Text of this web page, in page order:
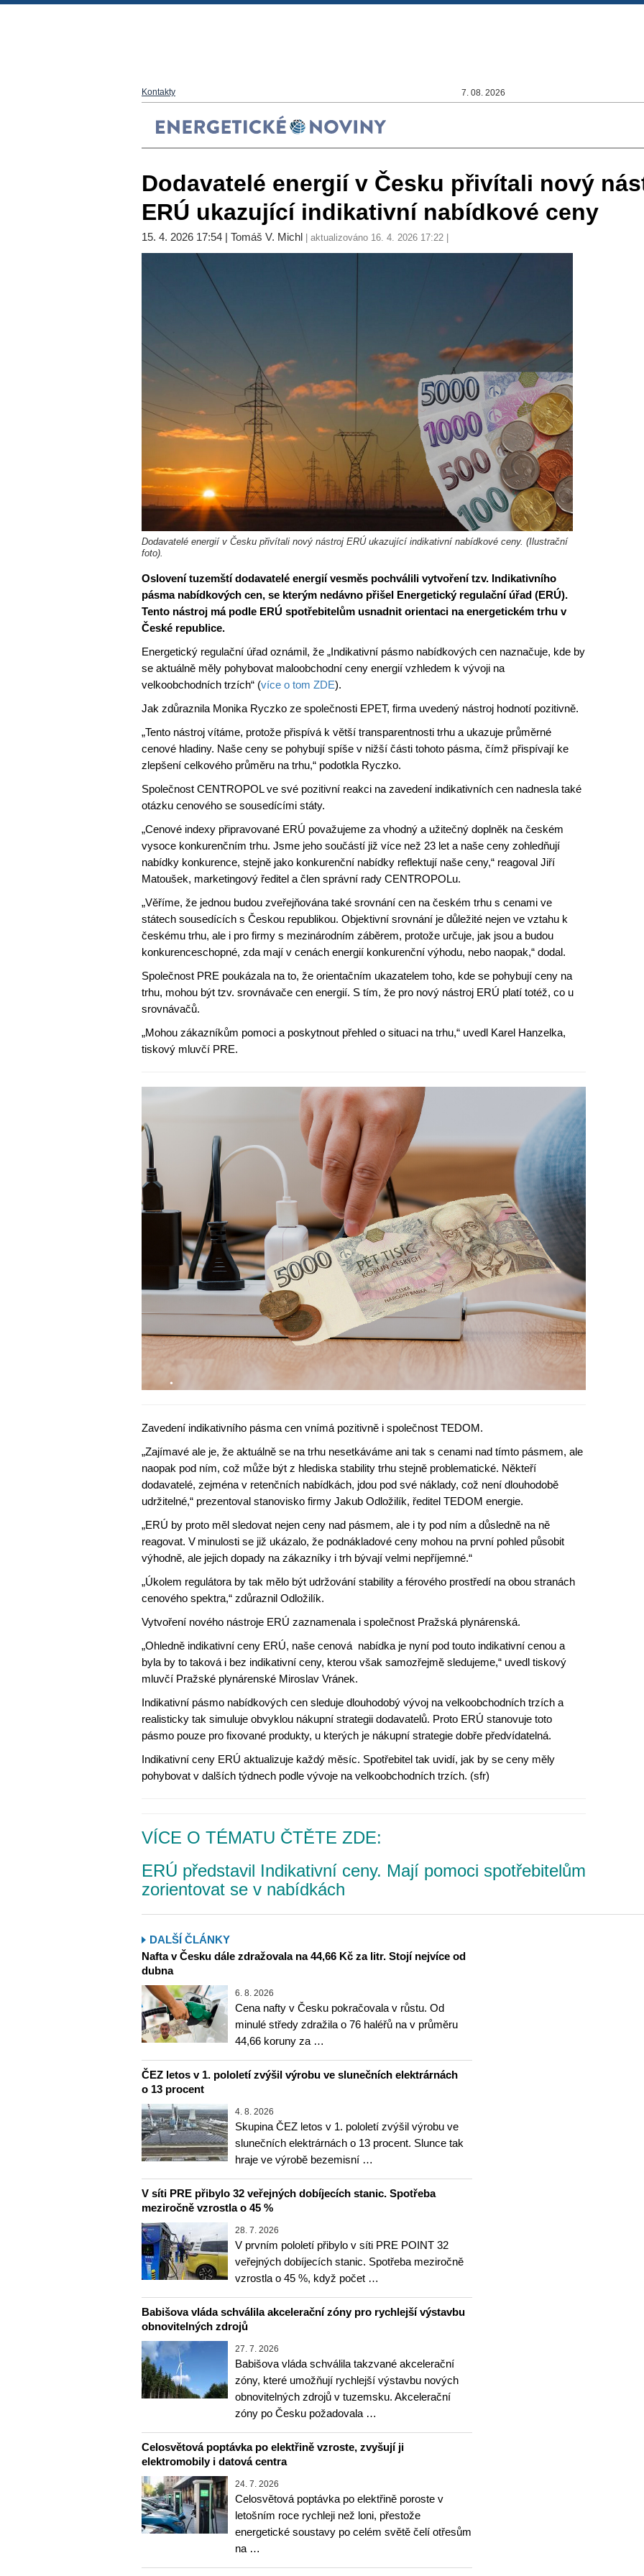
Kontakty 7. 08. 2026
Dodavatelé energií v Česku přivítali nový
ERÚ ukazující indikativní nabídkové ceny
15. 4. 2026 17:54 | Tomáš V. Michl | aktualizováno 16. 4. 2026 17:22 |
Dodavatelé energií v Česku přivítali nový nástroj ERÚ ukazující indikativní nabídkové ceny. (Ilustrační
foto).
Oslovení tuzemští dodavatelé energií vesměs pochválili vytvoření tzv. Indikativního
pásma nabídkových cen, se kterým nedávno přišel Energetický regulační úřad (ERÚ).
Tento nástroj má podle ERÚ spotřebitelům usnadnit orientaci na energetickém trhu v
České republice.
Energetický regulační úřad oznámil, že „Indikativní pásmo nabídkových cen naznačuje, kde by
se aktuálně měly pohybovat maloobchodní ceny energií vzhledem k vývoji na
velkoobchodních trzích“ (více o tom ZDE).
Jak zdůraznila Monika Ryczko ze společnosti EPET, firma uvedený nástroj hodnotí pozitivně.
„Tento nástroj vítáme, protože přispívá k větší transparentnosti trhu a ukazuje průměrné
cenové hladiny. Naše ceny se pohybují spíše v nižší části tohoto pásma, čímž přispívají ke
zlepšení celkového průměru na trhu,“ podotkla Ryczko.
Společnost CENTROPOL ve své pozitivní reakci na zavedení indikativních cen nadnesla také
otázku cenového se sousedícími státy.
„Cenové indexy připravované ERÚ považujeme za vhodný a užitečný doplněk na českém
vysoce konkurenčním trhu. Jsme jeho součástí již více než 23 let a naše ceny zohledňují
nabídky konkurence, stejně jako konkurenční nabídky reflektují naše ceny,“ reagoval Jiří
Matoušek, marketingový ředitel a člen správní rady CENTROPOLu.
„Věříme, že jednou budou zveřejňována také srovnání cen na českém trhu s cenami ve
státech sousedících s Českou republikou. Objektivní srovnání je důležité nejen ve vztahu k
českému trhu, ale i pro firmy s mezinárodním záběrem, protože určuje, jak jsou a budou
konkurenceschopné, zda mají v cenách energií konkurenční výhodu, nebo naopak,“ dodal.
Společnost PRE poukázala na to, že orientačním ukazatelem toho, kde se pohybují ceny na
trhu, mohou být tzv. srovnávače cen energií. S tím, že pro nový nástroj ERÚ platí totéž, co u
srovnávačů.
„Mohou zákazníkům pomoci a poskytnout přehled o situaci na trhu,“ uvedl Karel Hanzelka,
tiskový mluvčí PRE.
Zavedení indikativního pásma cen vnímá pozitivně i společnost TEDOM.
„Zajímavé ale je, že aktuálně se na trhu nesetkáváme ani tak s cenami nad tímto pásmem, ale
naopak pod ním, což může být z hlediska stability trhu stejně problematické. Někteří
dodavatelé, zejména v retenčních nabídkách, jdou pod své náklady, což není dlouhodobě
udržitelné,“ prezentoval stanovisko firmy Jakub Odložilík, ředitel TEDOM energie.
„ERÚ by proto měl sledovat nejen ceny nad pásmem, ale i ty pod ním a důsledně na ně
reagovat. V minulosti se již ukázalo, že podnákladové ceny mohou na první pohled působit
výhodně, ale jejich dopady na zákazníky i trh bývají velmi nepříjemné.“
„Úkolem regulátora by tak mělo být udržování stability a férového prostředí na obou stranách
cenového spektra,“ zdůraznil Odložilík.
Vytvoření nového nástroje ERÚ zaznamenala i společnost Pražská plynárenská.
„Ohledně indikativní ceny ERÚ, naše cenová nabídka je nyní pod touto indikativní cenou a
byla by to taková i bez indikativní ceny, kterou však samozřejmě sledujeme,“ uvedl tiskový
mluvčí Pražské plynárenské Miroslav Vránek.
Indikativní pásmo nabídkových cen sleduje dlouhodobý vývoj na velkoobchodních trzích a
realisticky tak simuluje obvyklou nákupní strategii dodavatelů. Proto ERÚ stanovuje toto
pásmo pouze pro fixované produkty, u kterých je nákupní strategie dobře předvídatelná.
Indikativní ceny ERÚ aktualizuje každý měsíc. Spotřebitel tak uvidí, jak by se ceny měly
pohybovat v dalších týdnech podle vývoje na velkoobchodních trzích. (sfr)
VÍCE O TÉMATU ČTĚTE ZDE:
ERÚ představil Indikativní ceny. Mají pomoci spotřebitelům
zorientovat se v nabídkách
DALŠÍ ČLÁNKY
Nafta v Česku dále zdražovala na 44,66 Kč za litr. Stojí nejvíce od
dubna
6. 8. 2026
Cena nafty v Česku pokračovala v růstu. Od
minulé středy zdražila o 76 haléřů na v průměru
44,66 koruny za …
ČEZ letos v 1. pololetí zvýšil výrobu ve slunečních elektrárnách
o 13 procent
4. 8. 2026
Skupina ČEZ letos v 1. pololetí zvýšil výrobu ve
slunečních elektrárnách o 13 procent. Slunce tak
hraje ve výrobě bezemisní …
V síti PRE přibylo 32 veřejných dobíjecích stanic. Spotřeba
meziročně vzrostla o 45 %
28. 7. 2026
V prvním pololetí přibylo v síti PRE POINT 32
veřejných dobíjecích stanic. Spotřeba meziročně
vzrostla o 45 %, když počet …
Babišova vláda schválila akcelerační zóny pro rychlejší výstavbu
obnovitelných zdrojů
27. 7. 2026
Babišova vláda schválila takzvané akcelerační
zóny, které umožňují rychlejší výstavbu nových
obnovitelných zdrojů v tuzemsku. Akcelerační
zóny po Česku požadovala …
Celosvětová poptávka po elektřině vzroste, zvyšují ji
elektromobily i datová centra
24. 7. 2026
Celosvětová poptávka po elektřině poroste v
letošním roce rychleji než loni, přestože
energetické soustavy po celém světě čelí otřesům
na …